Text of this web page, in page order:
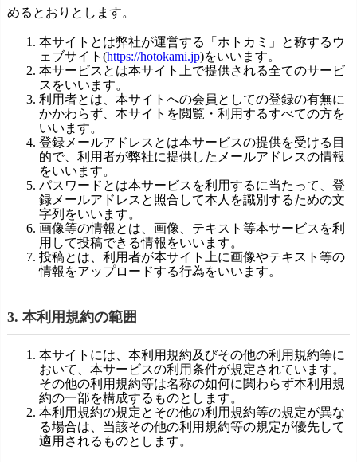
めるとおりとします。
本サイトとは弊社が運営する「ホトカミ」と称するウ
ェブサイト(https://hotokami.jp)をいいます。
本サービスとは本サイト上で提供される全てのサービ
スをいいます。
利用者とは、本サイトへの会員としての登録の有無に
かかわらず、本サイトを閲覧・利用するすべての方を
いいます。
登録メールアドレスとは本サービスの提供を受ける目
的で、利用者が弊社に提供したメールアドレスの情報
をいいます。
パスワードとは本サービスを利用するに当たって、登
録メールアドレスと照合して本人を識別するための文
字列をいいます。
画像等の情報とは、画像、テキスト等本サービスを利
用して投稿できる情報をいいます。
投稿とは、利用者が本サイト上に画像やテキスト等の
情報をアップロードする行為をいいます。
3. 本利用規約の範囲
本サイトには、本利用規約及びその他の利用規約等に
おいて、本サービスの利用条件が規定されています。
その他の利用規約等は名称の如何に関わらず本利用規
約の一部を構成するものとします。
本利用規約の規定とその他の利用規約等の規定が異な
る場合は、当該その他の利用規約等の規定が優先して
適用されるものとします。